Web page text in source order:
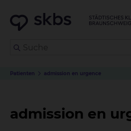
Patienten admission en urgence
admission en